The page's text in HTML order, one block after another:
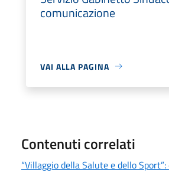
comunicazione
VAI ALLA PAGINA
Contenuti correlati
“Villaggio della Salute e dello